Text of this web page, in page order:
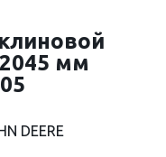
мм
DEERE